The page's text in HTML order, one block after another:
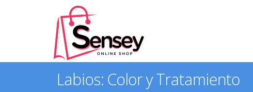
Labios: Color y Tratamiento